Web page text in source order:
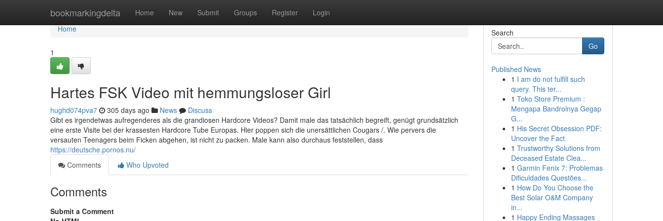
bookmarkingdelta Home New Submit Groups Register Login
Home
Home
1
Hartes FSK Video mit hemmungsloser Girl
hughd074pva7 305 days ago News
Discuss
Gibt es irgendetwas aufregenderes als die grandiosen Hardcore Videos? Damit male das tatsächlich begreift, genügt grundsätzlich
eine erste Visite bei der krassesten Hardcore Tube Europas. Hier poppen sich die unersättlichen Cougars /. Wie pervers die
versauten Teenagers beim Ficken abgehen, ist nicht zu packen. Male kann also durchaus feststellen, dass
https://deutsche.pornos.nu/
Comments
Who Upvoted
Comments
Submit a Comment
Search
Go
Published News
1 I am do not fulfill such
query. This ter...
1 Toko Store Premium :
Mengapa Bandrolnya Gegap
G...
1 His Secret Obsession PDF:
Uncover the Fact
1 Trustworthy Solutions from
Deceased Estate Clea...
1 Garmin Fenix 7: Problemas
Dificuldades Questões...
1 How Do You Choose the
Best Solar O&M Company
in...
1 Happy Ending Massages